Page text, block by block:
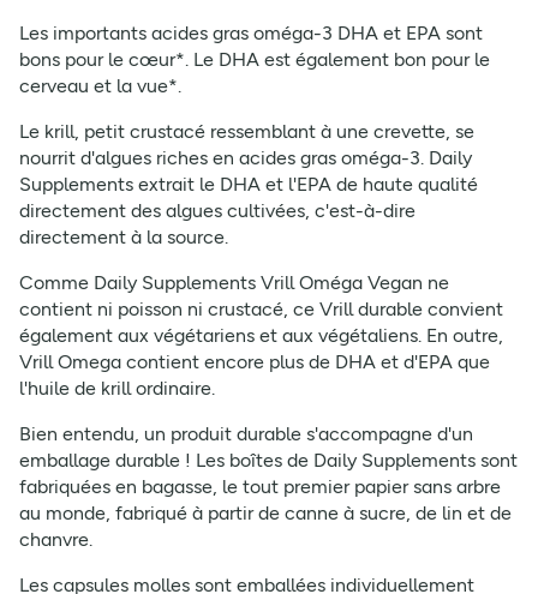
Les importants acides gras oméga-3 DHA et EPA sont
bons pour le cœur*. Le DHA est également bon pour le
cerveau et la vue*.
Le krill, petit crustacé ressemblant à une crevette, se
nourrit d'algues riches en acides gras oméga-3. Daily
Supplements extrait le DHA et l'EPA de haute qualité
directement des algues cultivées, c'est-à-dire
directement à la source.
Comme Daily Supplements Vrill Oméga Vegan ne
contient ni poisson ni crustacé, ce Vrill durable convient
également aux végétariens et aux végétaliens. En outre,
Vrill Omega contient encore plus de DHA et d'EPA que
l'huile de krill ordinaire.
Bien entendu, un produit durable s'accompagne d'un
emballage durable ! Les boîtes de Daily Supplements sont
fabriquées en bagasse, le tout premier papier sans arbre
au monde, fabriqué à partir de canne à sucre, de lin et de
chanvre.
Les capsules molles sont emballées individuellement